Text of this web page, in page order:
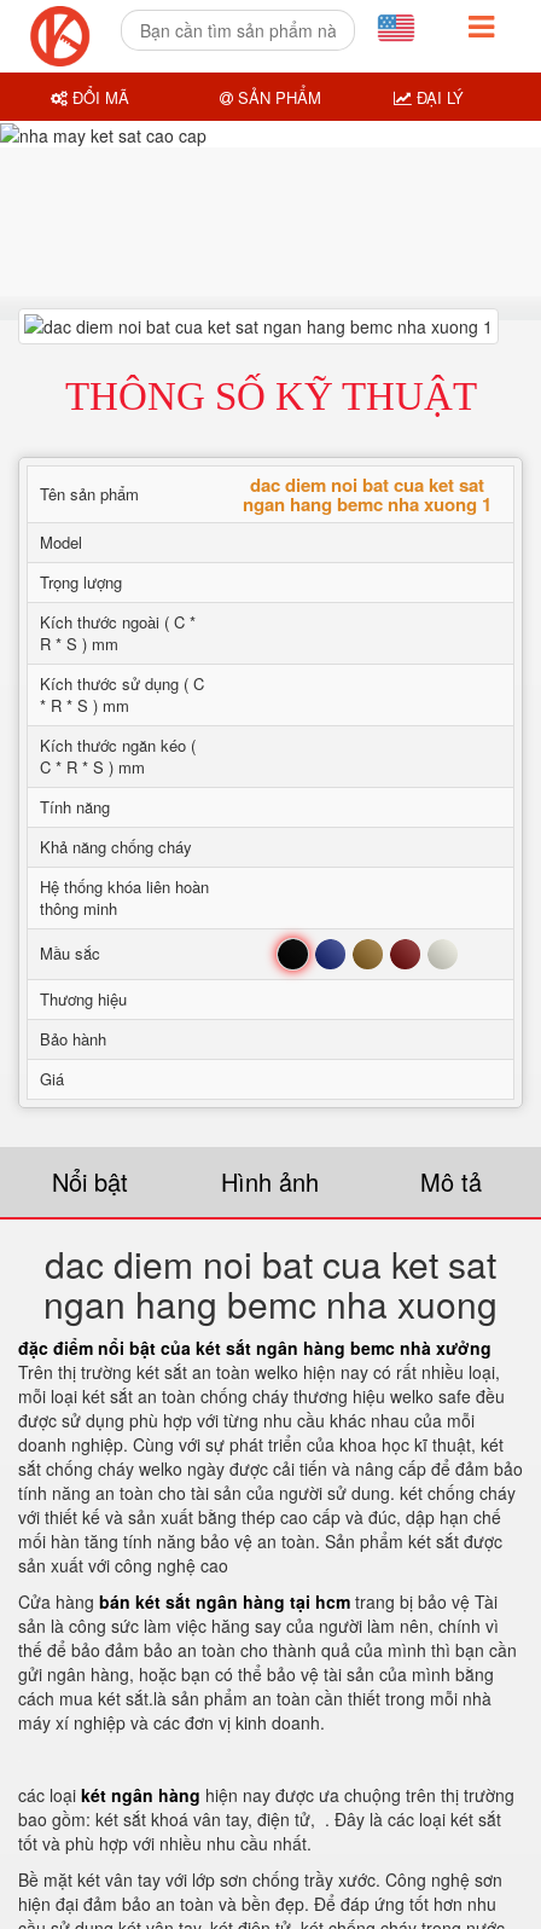
THÔNG SỐ KỸ THUẬT
Tên sản phẩm dac diem noi bat cua ket sat
ngan hang bemc nha xuong 1
Model
Trọng lượng
Kích thước ngoài ( C *
R * S ) mm
Kích thước sử dụng ( C
* R * S ) mm
Kích thước ngăn kéo (
C * R * S ) mm
Tính năng
Khả năng chống cháy
Hệ thống khóa liên hoàn
thông minh
Mầu sắc
Đen Xanh Nâu Đỏ Trắng
Thương hiệu
Bảo hành
Giá
Nổi bật Hình ảnh Mô tả
dac diem noi bat cua ket sat
ngan hang bemc nha xuong
đặc điểm nổi bật của két sắt ngân hàng bemc nhà xưởng
Trên thị trường két sắt an toàn welko hiện nay có rất nhiều loại,
mỗi loại két sắt an toàn chống cháy thương hiệu welko safe đều
được sử dụng phù hợp với từng nhu cầu khác nhau của mỗi
doanh nghiệp. Cùng với sự phát triển của khoa học kĩ thuật, két
sắt chống cháy welko ngày được cải tiến và nâng cấp để đảm bảo
tính năng an toàn cho tài sản của người sử dung. két chống cháy
với thiết kế và sản xuất bằng thép cao cấp và đúc, dập hạn chế
mối hàn tăng tính năng bảo vệ an toàn. Sản phẩm két sắt được
sản xuất với công nghệ cao
Cửa hàng bán két sắt ngân hàng tại hcm trang bị bảo vệ Tài
sản là công sức làm việc hăng say của người làm nên, chính vì
thế để bảo đảm bảo an toàn cho thành quả của mình thì bạn cần
gửi ngân hàng, hoặc bạn có thể bảo vệ tài sản của mình bằng
cách mua két sắt.là sản phẩm an toàn cần thiết trong mỗi nhà
máy xí nghiệp và các đơn vị kinh doanh.
các loại két ngân hàng hiện nay được ưa chuộng trên thị trường
bao gồm: két sắt khoá vân tay, điện tử, . Đây là các loại két sắt
tốt và phù hợp với nhiều nhu cầu nhất.
Bề mặt két vân tay với lớp sơn chống trầy xước. Công nghệ sơn
hiện đại đảm bảo an toàn và bền đẹp. Để đáp ứng tốt hơn nhu
ĐỔI MÃ SẢN PHẨM ĐẠI LÝ